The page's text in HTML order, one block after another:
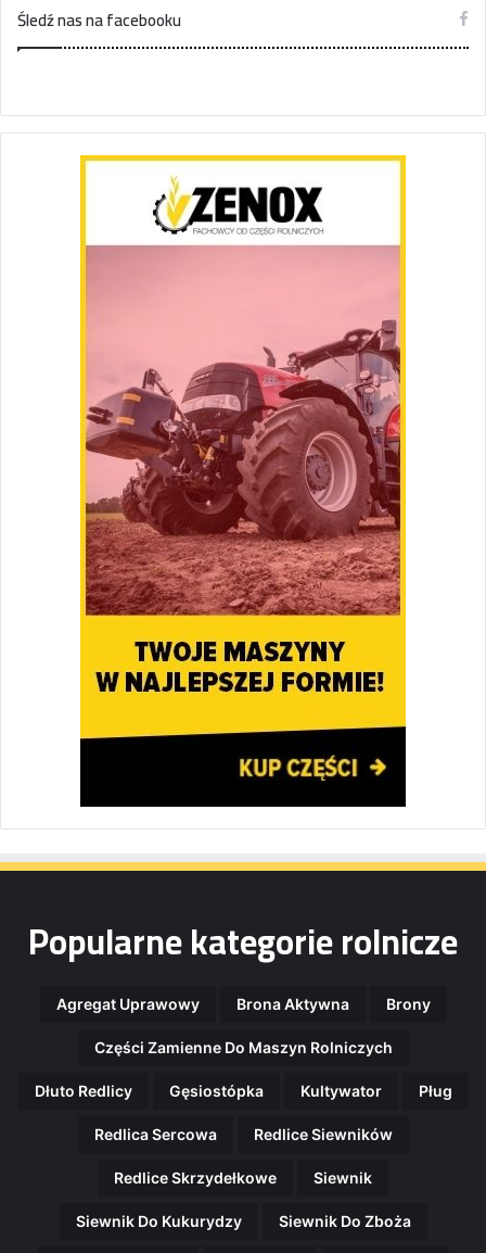
Śledź nas na facebooku
Popularne kategorie rolnicze
Agregat Uprawowy Brona Aktywna Brony
Części Zamienne Do Maszyn Rolniczych
Dłuto Redlicy Gęsiostópka Kultywator Pług
Redlica Sercowa Redlice Siewników
Redlice Skrzydełkowe Siewnik
Siewnik Do Kukurydzy Siewnik Do Zboża